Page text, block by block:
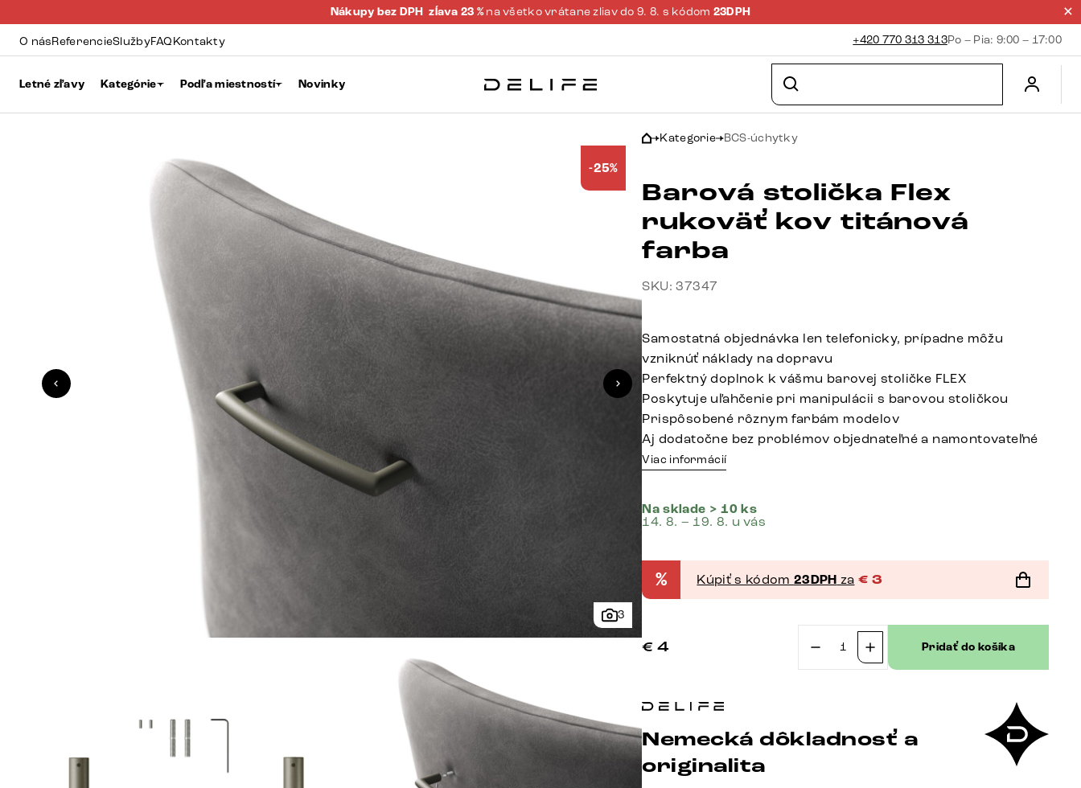
Nákupy bez DPH zĺava 23 % na všetko vrátane zliav do 9. 8. s kódom 23DPH
O násReferencieSlužbyFAQKontakty +420 770 313 313Po – Pia: 9:00 – 17:00
Letné zľavy Kategórie Podľa miestností Novinky
3
-25%
Kategorie BCS-úchytky
Barová stolička Flex
rukoväť kov titánová
farba
SKU: 37347
Samostatná objednávka len telefonicky, prípadne môžu
vzniknúť náklady na dopravu
Perfektný doplnok k vášmu barovej stoličke FLEX
Poskytuje uľahčenie pri manipulácii s barovou stoličkou
Prispôsobené rôznym farbám modelov
Aj dodatočne bez problémov objednateľné a namontovateľné
Viac informácií
Na sklade > 10 ks
14. 8. – 19. 8. u vás
% Kúpiť s kódom 23DPH za € 3
€ 4
množstvo
rukoväť
Pridať do košíka
Nemecká dôkladnosť a
originalita